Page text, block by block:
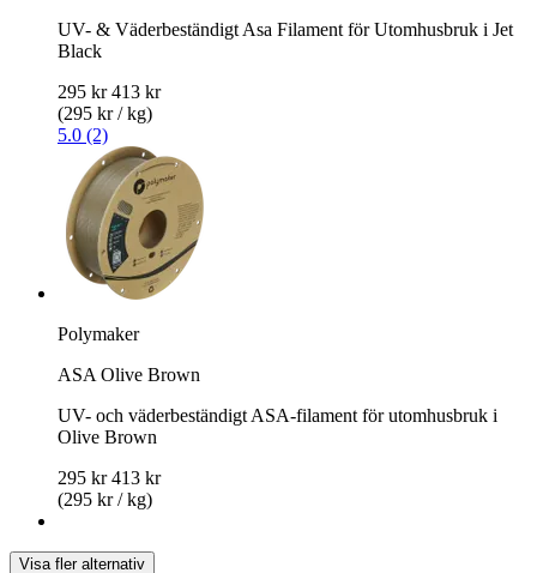
UV- & Väderbeständigt Asa Filament för Utomhusbruk i Jet
Black
295 kr 413 kr
(295 kr / kg)
5.0 (2)
Polymaker
ASA Olive Brown
UV- och väderbeständigt ASA-filament för utomhusbruk i
Olive Brown
295 kr 413 kr
(295 kr / kg)
Visa fler alternativ